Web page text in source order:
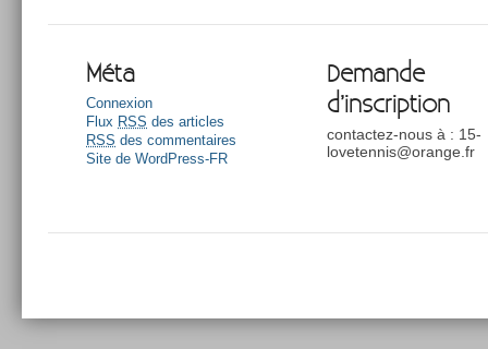
Méta
Connexion
Flux RSS des articles
RSS des commentaires
Site de WordPress-FR
Demande
d’inscription
contactez-nous à : 15-
lovetennis@orange.fr